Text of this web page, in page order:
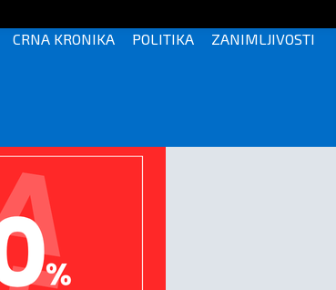
CRNA KRONIKA POLITIKA ZANIMLJIVOSTI